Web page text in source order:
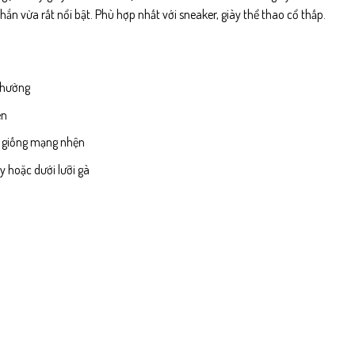
vừa rất nổi bật. Phù hợp nhất với sneaker, giày thể thao cổ thấp.
mạng nhện
hoặc dưới lưỡi gà